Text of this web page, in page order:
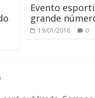
Evento
grande
19/01/2016 0